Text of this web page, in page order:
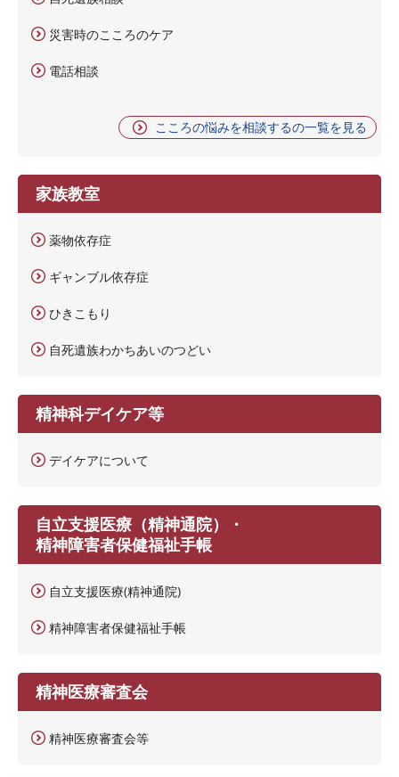
災害時のこころのケア
電話相談
こころの悩みを相談するの一覧を見る
家族教室
薬物依存症
ギャンブル依存症
ひきこもり
自死遺族わかちあいのつどい
精神科デイケア等
デイケアについて
自立支援医療（精神通院）・
精神障害者保健福祉手帳
自立支援医療(精神通院)
精神障害者保健福祉手帳
精神医療審査会
精神医療審査会等